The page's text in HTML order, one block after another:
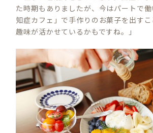
た時期もありましたが、今はパートで
知症カフェ」で手作りのお菓子を出すこ
趣味が活かせているかもですね。」